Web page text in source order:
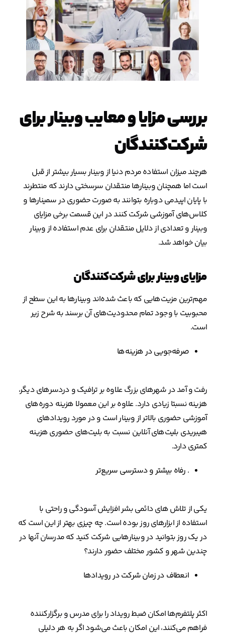
بررسی مزایا و معایب وبینار برای
شرکت‌کنندگان
هرچند میزان استفاده مردم دنیا از وبینار بسیار بیشتر از قبل
است اما همچنان وبینارها منتقدان سرسختی دارند که منتطرند
با پایان اپیدمی دوباره بتوانند به صورت حضوری در سمینارها و
کلاس‌های آموزشی شرکت کنند در این قسمت برخی مزایای
وبینار و تعدادی از دلایل منتقدان برای عدم استفاده از وبینار
بیان خواهد شد.
مزایای وبینار برای شرکت‌کنندگان
مهم‌ترین مزیت‌هایی که باعث شده‌اند وبینارها به این سطح از
محبوبیت با وجود تمام محدودیت‌های آن برسند به شرح زیر
است.
صرفه‌جویی در هزینه‌ها
رفت و آمد در شهرهای بزرگ علاوه بر ترافیک و دردسرهای دیگر،
هزینه نسبتا زیادی دارد. علاوه بر این معمولا هزینه دوره‌های
آموزشی حضوری بالاتر از وبینار است و در مورد رویدادهای
هیبریدی بلیت‌های آنلاین نسبت به بلیت‌های حضوری هزینه
کمتری دارد.
. رفاه بیشتر و دسترسی سریع‌تر
یکی از تلاش های دائمی بشر افزایش آسودگی و راحتی با
استفاده از ابزارهای روز بوده است. چه چیزی بهتر از این است که
در یک روز بتوانید در وبینارهایی شرکت کنید که مدرسان آنها در
چندین شهر و کشور مختلف حضور دارند؟
انعطاف در زمان شرکت در رویدادها
اکثر پلتفرم‌ها امکان ضبط رویداد را برای مدرس و برگزارکننده
فراهم می‌کنند، این امکان باعث می‌شود اگر به هر دلیلی